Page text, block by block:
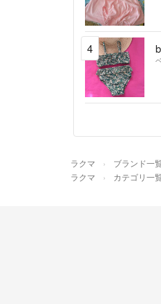
4
ラクマ ブランド一
ラクマ カテゴリ一